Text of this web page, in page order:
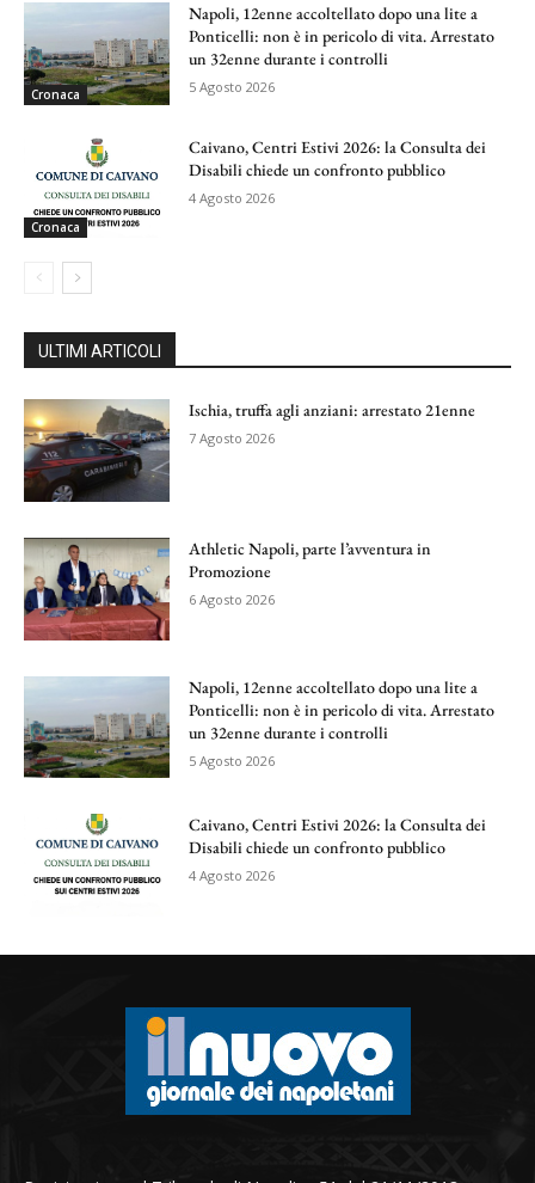
Cronaca
Napoli, 12enne accoltellato dopo una lite a
Ponticelli: non è in pericolo di vita. Arrestato
un 32enne durante i controlli
5 Agosto 2026
Cronaca
Caivano, Centri Estivi 2026: la Consulta dei
Disabili chiede un confronto pubblico
4 Agosto 2026
ULTIMI ARTICOLI
Ischia, truffa agli anziani: arrestato 21enne
7 Agosto 2026
Athletic Napoli, parte l’avventura in
Promozione
6 Agosto 2026
Napoli, 12enne accoltellato dopo una lite a
Ponticelli: non è in pericolo di vita. Arrestato
un 32enne durante i controlli
5 Agosto 2026
Caivano, Centri Estivi 2026: la Consulta dei
Disabili chiede un confronto pubblico
4 Agosto 2026